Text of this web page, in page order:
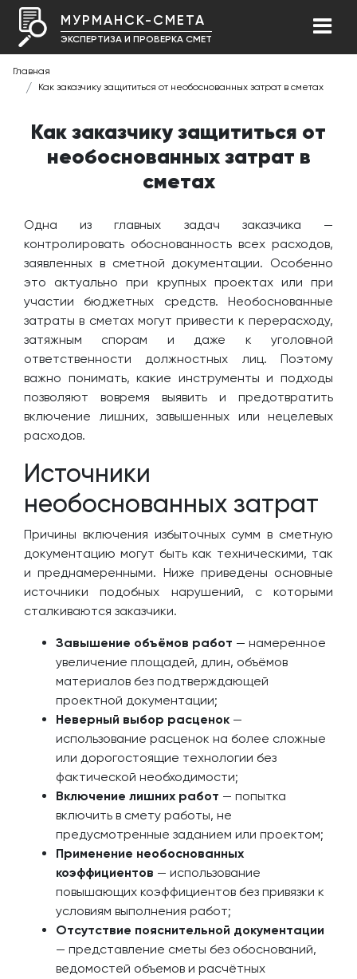
МУРМАНСК-СМЕТА
ЭКСПЕРТИЗА И ПРОВЕРКА СМЕТ
Главная
Как заказчику защититься от необоснованных затрат в сметах
Как заказчику защититься от
необоснованных затрат в
сметах
Одна из главных задач заказчика —
контролировать обоснованность всех расходов,
заявленных в сметной документации. Особенно
это актуально при крупных проектах или при
участии бюджетных средств. Необоснованные
затраты в сметах могут привести к перерасходу,
затяжным спорам и даже к уголовной
ответственности должностных лиц. Поэтому
важно понимать, какие инструменты и подходы
позволяют вовремя выявить и предотвратить
включение лишних, завышенных или нецелевых
расходов.
Источники
необоснованных затрат
Причины включения избыточных сумм в сметную
документацию могут быть как техническими, так
и преднамеренными. Ниже приведены основные
источники подобных нарушений, с которыми
сталкиваются заказчики.
Завышение объёмов работ — намеренное
увеличение площадей, длин, объёмов
материалов без подтверждающей
проектной документации;
Неверный выбор расценок —
использование расценок на более сложные
или дорогостоящие технологии без
фактической необходимости;
Включение лишних работ — попытка
включить в смету работы, не
предусмотренные заданием или проектом;
Применение необоснованных
коэффициентов — использование
повышающих коэффициентов без привязки к
условиям выполнения работ;
Отсутствие пояснительной документации
— представление сметы без обоснований,
ведомостей объемов и расчётных